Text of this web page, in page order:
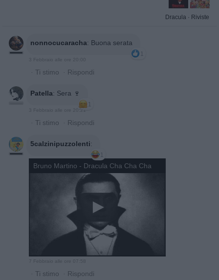
Dracula · Riviste
nonnocucaracha: Buona serata
1
3 Febbraio alle ore 20:00
· Ti stimo · Rispondi
Patella: Sera 🍷
1
3 Febbraio alle ore 20:21
· Ti stimo · Rispondi
5calzinipuzzolenti:
1
Bruno Martino - Dracula Cha Cha Cha
7 Febbraio alle ore 07:58
· Ti stimo · Rispondi